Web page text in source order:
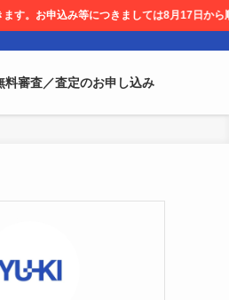
ましては8月17日から順次対応させて頂きま
料審査／査定のお申し込み